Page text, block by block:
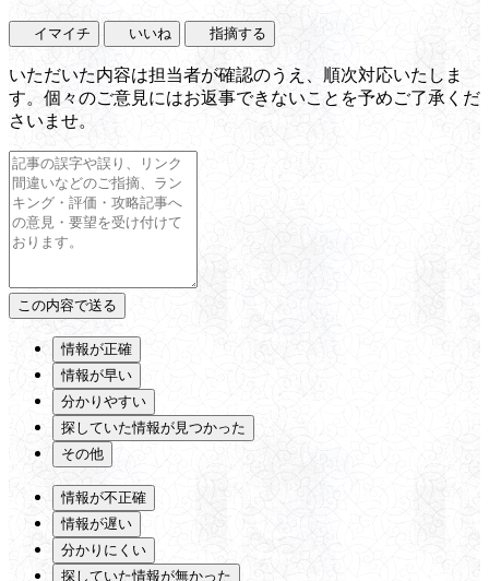
イマイチ いいね 指摘する
いただいた内容は担当者が確認のうえ、順次対応いたしま
す。個々のご意見にはお返事できないことを予めご了承くだ
さいませ。
情報が正確
情報が早い
分かりやすい
探していた情報が見つかった
その他
情報が不正確
情報が遅い
分かりにくい
探していた情報が無かった